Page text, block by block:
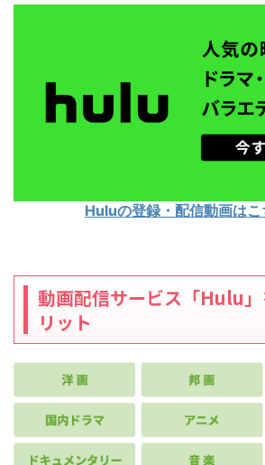
Huluの登録・配信動画はこ
動画配信サービス「Hulu
リット